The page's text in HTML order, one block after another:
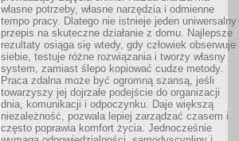
własne potrzeby, własne narzędzia i odmienne
tempo pracy. Dlatego nie istnieje jeden uniwersalny
przepis na skuteczne działanie z domu. Najlepsze
rezultaty osiąga się wtedy, gdy człowiek obserwuje
siebie, testuje różne rozwiązania i tworzy własny
system, zamiast ślepo kopiować cudze metody.
Praca zdalna może być ogromną szansą, jeśli
towarzyszy jej dojrzałe podejście do organizacji
dnia, komunikacji i odpoczynku. Daje większą
niezależność, pozwala lepiej zarządzać czasem i
często poprawia komfort życia. Jednocześnie